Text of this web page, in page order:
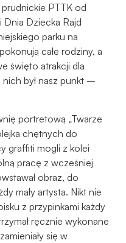
PTTK od
Dziecka Rajd
parku na
całe rodziny, a
święto atrakcji dla
był nasz punkt –
portretową „Twarze
chętnych do
graffiti mogli z kolei
pracę z wcześniej
obraz, do
mały artysta. Nikt nie
z przypinkami każdy
ręcznie wykonane
się w